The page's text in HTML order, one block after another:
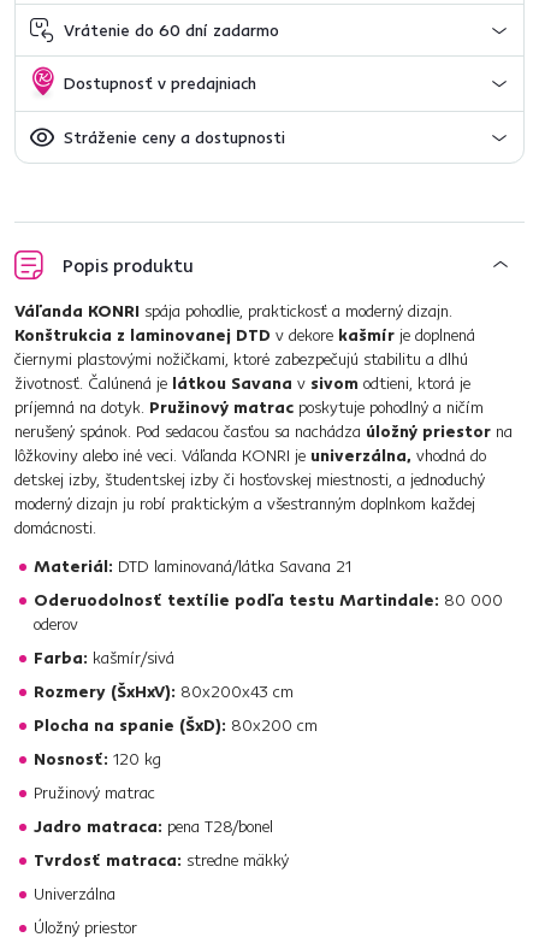
Vrátenie do 60 dní zadarmo
Dostupnosť v predajniach
Stráženie ceny a dostupnosti
Popis produktu
Váľanda KONRI spája pohodlie, praktickosť a moderný dizajn.
Konštrukcia z laminovanej DTD v dekore kašmír je doplnená
čiernymi plastovými nožičkami, ktoré zabezpečujú stabilitu a dlhú
životnosť. Čalúnená je látkou Savana v sivom odtieni, ktorá je
príjemná na dotyk. Pružinový matrac poskytuje pohodlný a ničím
nerušený spánok. Pod sedacou časťou sa nachádza úložný priestor na
lôžkoviny alebo iné veci. Váľanda KONRI je univerzálna, vhodná do
detskej izby, študentskej izby či hosťovskej miestnosti, a jednoduchý
moderný dizajn ju robí praktickým a všestranným doplnkom každej
domácnosti.
Materiál: DTD laminovaná/látka Savana 21
Oderuodolnosť textílie podľa testu Martindale: 80 000
oderov
Farba: kašmír/sivá
Rozmery (ŠxHxV): 80x200x43 cm
Plocha na spanie (ŠxD): 80x200 cm
Nosnosť: 120 kg
Pružinový matrac
Jadro matraca: pena T28/bonel
Tvrdosť matraca: stredne mäkký
Univerzálna
Úložný priestor